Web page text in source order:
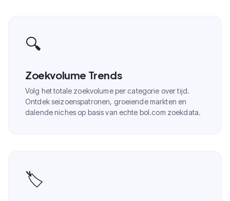
🔍
Zoekvolume Trends
Volg het totale zoekvolume per categorie over tijd.
Ontdek seizoenspatronen, groeiende markten en
dalende niches op basis van echte bol.com zoekdata.
🏷️